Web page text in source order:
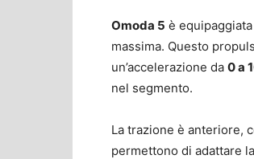
Omoda 5 è
massima. Questo
un’accelerazione da 0 a
nel segmento.
La trazione è anteriore,
permettono di adattare